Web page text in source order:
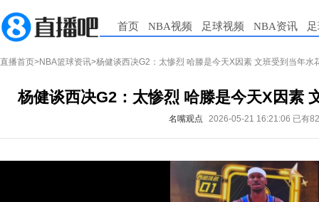
首页 NBA视频 足球视频 NBA资讯
直播首页>NBA篮球资讯>杨健谈西决G2：太惨烈 哈滕是今天X因素 文班受到当年水
杨健谈西决G2：太惨烈 哈滕是今天X因素
名嘴观点 2026-05-21 16:21:06 已有